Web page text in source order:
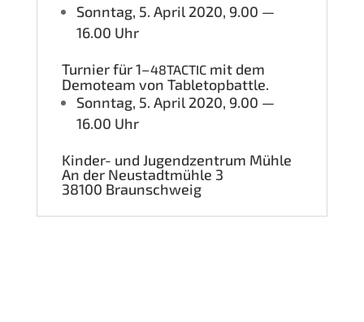
Sonn­tag, 5. April 2020, 9.00 —
16.00 Uhr
Tur­nier für 1–48TACTICmit dem
Demo­team von Tabletopbattle.
Sonn­tag, 5. April 2020, 9.00 —
16.00 Uhr
Kin­der- und Jugend­zen­trum Mühle
An der Neu­stadt­müh­le 3
38100 Braun­schweig